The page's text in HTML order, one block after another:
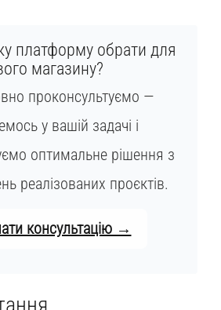
платформу обрати для
магазину?
проконсультуємо —
у вашій задачі і
оптимальне рішення з
реалізованих проєктів.
консультацію →